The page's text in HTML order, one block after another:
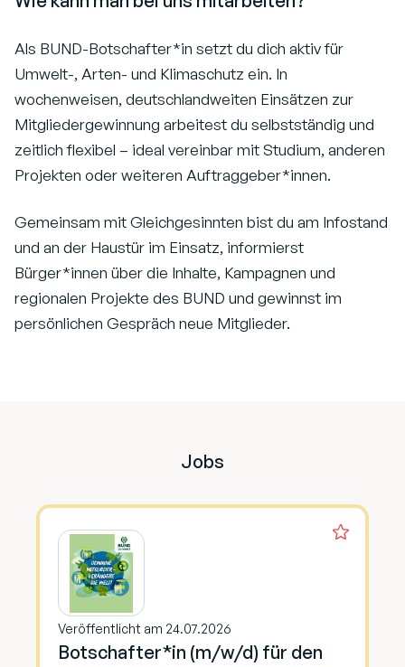
Als BUND-Botschafter*in setzt du dich aktiv für
Umwelt-, Arten- und Klimaschutz ein. In
wochenweisen, deutschlandweiten Einsätzen zur
Mitgliedergewinnung arbeitest du selbstständig und
zeitlich flexibel – ideal vereinbar mit Studium, anderen
Projekten oder weiteren Auftraggeber*innen.
Gemeinsam mit Gleichgesinnten bist du am Infostand
und an der Haustür im Einsatz, informierst
Bürger*innen über die Inhalte, Kampagnen und
regionalen Projekte des BUND und gewinnst im
persönlichen Gespräch neue Mitglieder.
Jobs
Veröffentlicht am 24.07.2026
Botschafter*in (m/w/d) für den